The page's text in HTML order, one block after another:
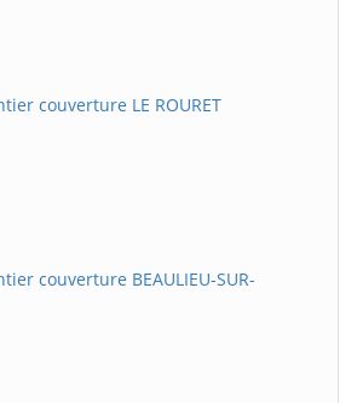
couverture LE ROURET
couverture BEAULIEU-SUR-